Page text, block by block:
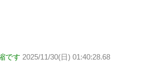
です 2025/11/30(日) 01:40:28.68